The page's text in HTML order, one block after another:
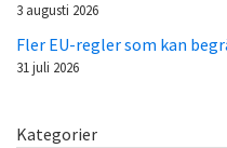
3 augusti 2026
Fler EU-regler som kan
31 juli 2026
Kategorier